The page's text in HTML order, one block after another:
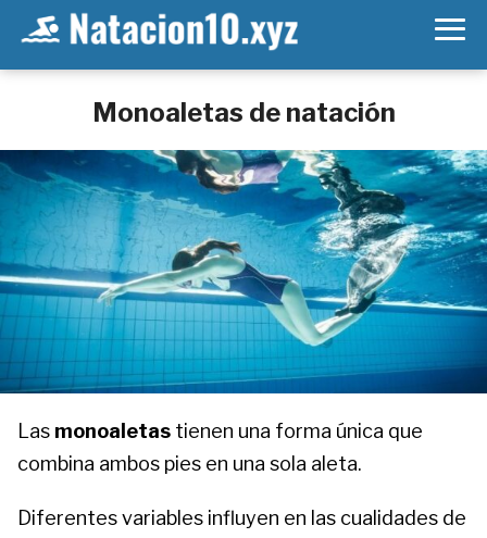
Monoaletas de natación
Las monoaletas tienen una forma única que
combina ambos pies en una sola aleta.
Diferentes variables influyen en las cualidades de